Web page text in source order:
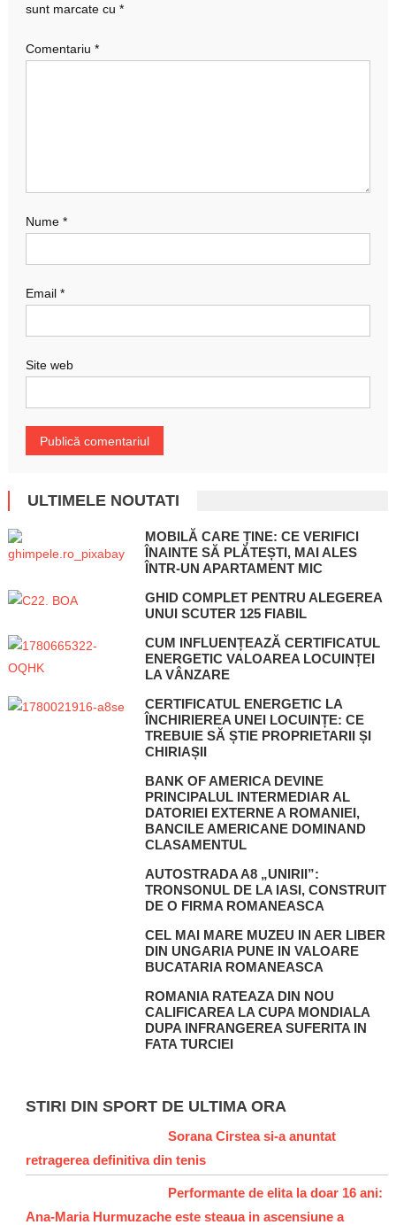
sunt marcate cu *
Comentariu *
Nume *
Email *
Site web
ULTIMELE NOUTATI
MOBILĂ CARE ȚINE: CE VERIFICI
ÎNAINTE SĂ PLĂTEȘTI, MAI ALES
ÎNTR-UN APARTAMENT MIC
GHID COMPLET PENTRU ALEGEREA
UNUI SCUTER 125 FIABIL
CUM INFLUENȚEAZĂ CERTIFICATUL
ENERGETIC VALOAREA LOCUINȚEI
LA VÂNZARE
CERTIFICATUL ENERGETIC LA
ÎNCHIRIEREA UNEI LOCUINȚE: CE
TREBUIE SĂ ȘTIE PROPRIETARII ȘI
CHIRIAȘII
BANK OF AMERICA DEVINE
PRINCIPALUL INTERMEDIAR AL
DATORIEI EXTERNE A ROMANIEI,
BANCILE AMERICANE DOMINAND
CLASAMENTUL
AUTOSTRADA A8 „UNIRII”:
TRONSONUL DE LA IASI, CONSTRUIT
DE O FIRMA ROMANEASCA
CEL MAI MARE MUZEU IN AER LIBER
DIN UNGARIA PUNE IN VALOARE
BUCATARIA ROMANEASCA
ROMANIA RATEAZA DIN NOU
CALIFICAREA LA CUPA MONDIALA
DUPA INFRANGEREA SUFERITA IN
FATA TURCIEI
STIRI DIN SPORT DE ULTIMA ORA
Sorana Cirstea si-a anuntat
retragerea definitiva din tenis
Performante de elita la doar 16 ani:
Ana-Maria Hurmuzache este steaua in ascensiune a